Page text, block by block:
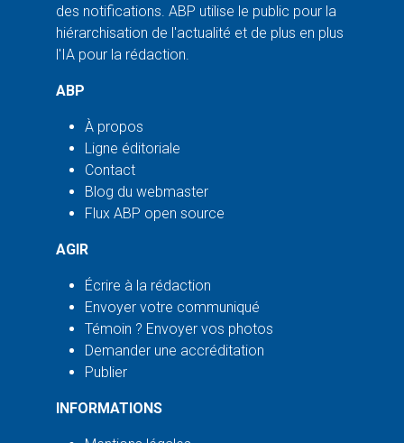
des notifications. ABP utilise le public pour la
hiérarchisation de l'actualité et de plus en plus
l'IA pour la rédaction.
ABP
À propos
Ligne éditoriale
Contact
Blog du webmaster
Flux ABP open source
AGIR
Écrire à la rédaction
Envoyer votre communiqué
Témoin ? Envoyer vos photos
Demander une accréditation
Publier
INFORMATIONS